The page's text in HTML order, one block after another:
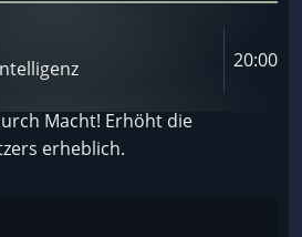
20:00
Macht! Erhöht die
erheblich.